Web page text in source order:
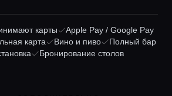
карты
Apple Pay / Google Pay
карта Вино и пиво
Полный бар
Бронирование столов